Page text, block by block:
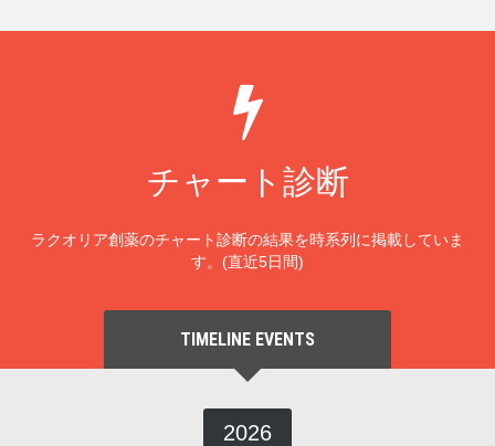
チャート診断
ラクオリア創薬のチャート診断の結果を時系列に掲載していま
す。(直近5日間)
TIMELINE EVENTS
2026